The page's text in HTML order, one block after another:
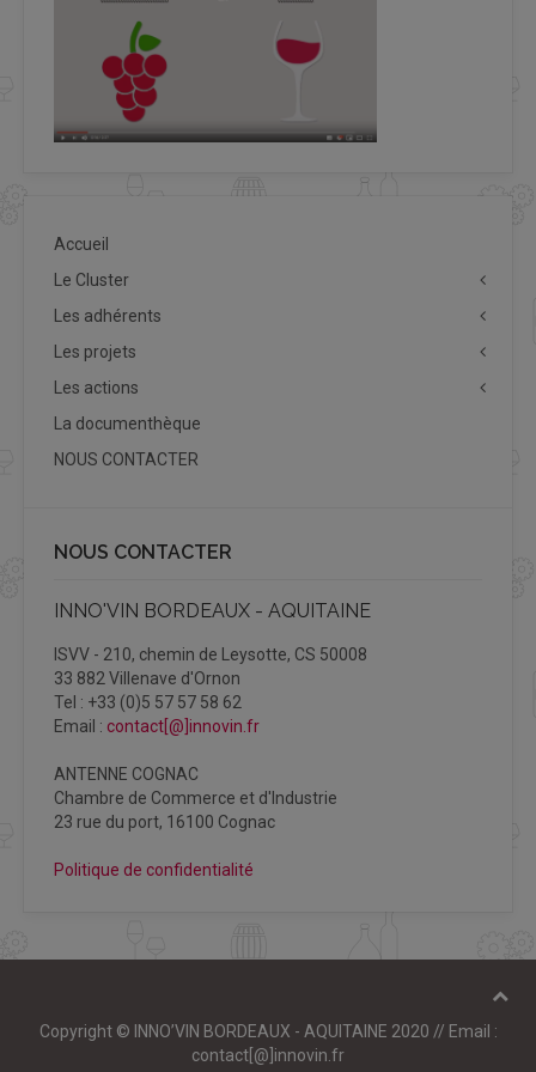
Accueil
Le Cluster
Les adhérents
Les projets
Les actions
La documenthèque
NOUS CONTACTER
NOUS CONTACTER
INNO'VIN BORDEAUX - AQUITAINE
ISVV - 210, chemin de Leysotte, CS 50008
33 882 Villenave d'Ornon
Tel : +33 (0)5 57 57 58 62
Email : contact[@]innovin.fr
ANTENNE COGNAC
Chambre de Commerce et d'Industrie
23 rue du port, 16100 Cognac
Politique de confidentialité
Copyright © INNO’VIN BORDEAUX - AQUITAINE 2020 // Email :
contact[@]innovin.fr